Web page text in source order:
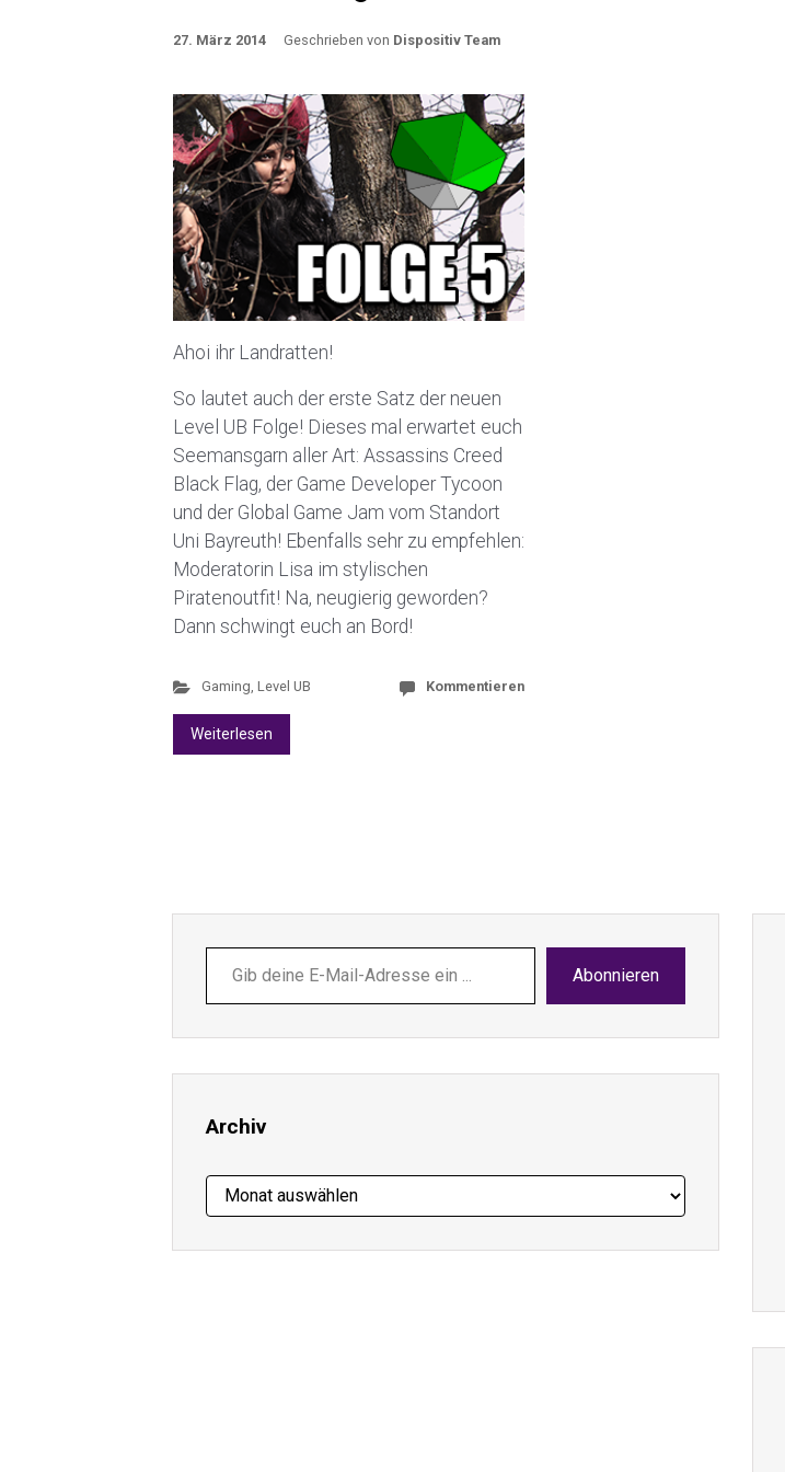
27. März 2014 Geschrieben von Dispositiv Team
Ahoi ihr Landratten!
So lautet auch der erste Satz der neuen
Level UB Folge! Dieses mal erwartet euch
Seemansgarn aller Art: Assassins Creed
Black Flag, der Game Developer Tycoon
und der Global Game Jam vom Standort
Uni Bayreuth! Ebenfalls sehr zu empfehlen:
Moderatorin Lisa im stylischen
Piratenoutfit! Na, neugierig geworden?
Dann schwingt euch an Bord!
Gaming, Level UB Kommentieren
Weiterlesen
deine
E-
ein ...
Abonnieren
Archiv
Archiv